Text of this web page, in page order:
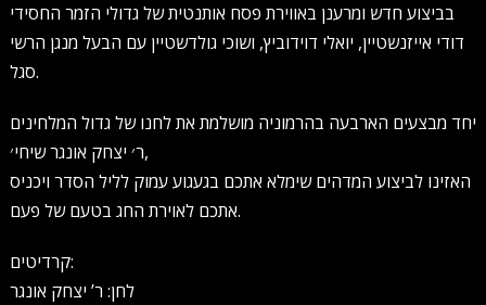
בביצוע חדש ומרענן באווירת פסח אותנטית של גדולי הזמר החסידי
דודי אייזנשטיין, יואלי דוידוביץ, ושוכי גולדשטיין עם הבעל מנגן הרשי
סגל.
יחד מבצעים הארבעה בהרמוניה מושלמת את לחנו של גדול המלחינים
ר׳ יצחק אונגר שיחי׳,
האזינו לביצוע המדהים שימלא אתכם בגעגוע עמוק לליל הסדר ויכניס
אתכם לאוירת החג בטעם של פעם.
קרדיטים:
לחן: ר’ יצחק אונגר